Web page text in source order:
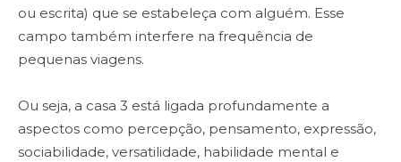
ou escrita) que se estabeleça com alguém. Esse
campo também interfere na frequência de
pequenas viagens.
Ou seja, a casa 3 está ligada profundamente a
aspectos como percepção, pensamento, expressão,
sociabilidade, versatilidade, habilidade mental e